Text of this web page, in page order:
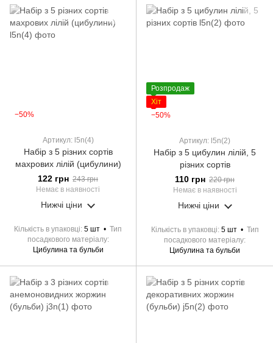
−50%
Артикул: l5n(4)
Набір з 5 різних сортів
махрових лілій (цибулини)
122 грн 243 грн
Немає в наявності
Нижчі ціни
Кількість в упаковці 5 шт
Тип
посадкового матеріалу
Цибулина та бульби
Розпродаж
Хіт
−50%
Артикул: l5n(2)
Набір з 5 цибулин лілій, 5
різних сортів
110 грн 220 грн
Немає в наявності
Нижчі ціни
Кількість в упаковці 5 шт
Тип
посадкового матеріалу
Цибулина та бульби